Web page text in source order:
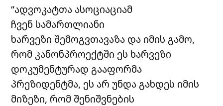
“ადვოკატთა ასოციაციამ
ჩვენ სამართლიანი
ხარვეზი შემოგვთავაზა და იმის გამო,
რომ კანონპროექტში ეს ხარვეზი
დოკუმენტურად გააფორმა
პრეზიდენტმა, ეს არ უნდა გახდეს იმის
მიზეზი, რომ შენიშვნების